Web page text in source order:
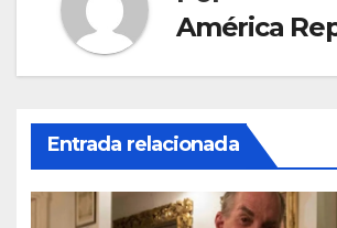
América
Entrada relacionada